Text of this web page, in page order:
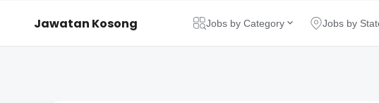
Jawatan Kosong Jobs by Category Jobs by